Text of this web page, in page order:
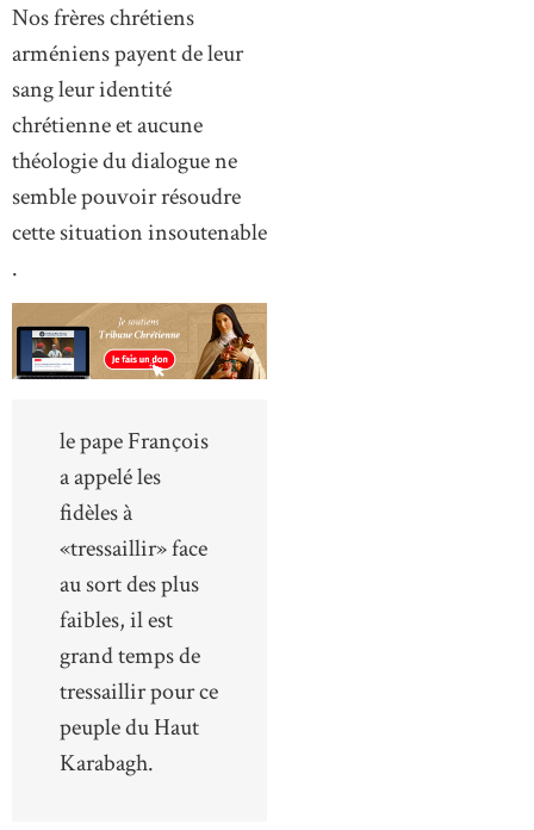
Nos frères chrétiens
arméniens payent de leur
sang leur identité
chrétienne et aucune
théologie du dialogue ne
semble pouvoir résoudre
cette situation insoutenable
.
le pape François
a appelé les
fidèles à
«tressaillir» face
au sort des plus
faibles, il est
grand temps de
tressaillir pour ce
peuple du Haut
Karabagh.